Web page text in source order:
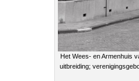
Het Wees- en Armenhuis
uitbreiding;